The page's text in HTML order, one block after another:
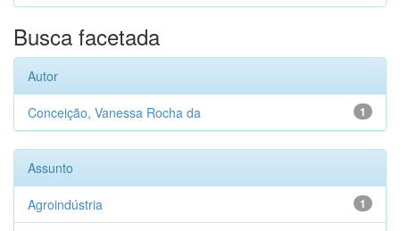
Busca facetada
Autor
1
Conceição, Vanessa Rocha da
Assunto
1
Agroindústria